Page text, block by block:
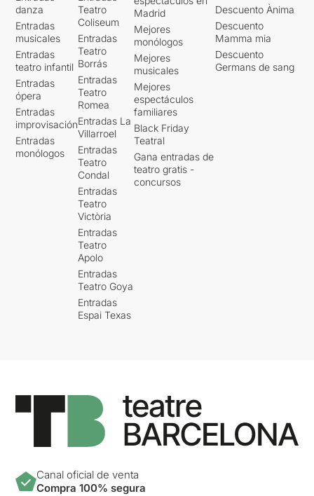
danza
Entradas
musicales
Entradas
teatro infantil
Entradas
ópera
Entradas
improvisación
Entradas
monólogos
Teatro
Coliseum
Entradas
Teatro
Borrás
Entradas
Teatro
Romea
Entradas La
Villarroel
Entradas
Teatro
Condal
Entradas
Teatro
Victòria
Entradas
Teatro
Apolo
Entradas
Teatro Goya
Entradas
Espai Texas
Madrid
Mejores
monólogos
Mejores
musicales
Mejores
espectáculos
familiares
Black Friday
Teatral
Gana entradas de
teatro gratis -
concursos
Descuento Ànima
Descuento
Mamma mia
Descuento
Germans de sang
Canal oficial de venta
Compra 100% segura